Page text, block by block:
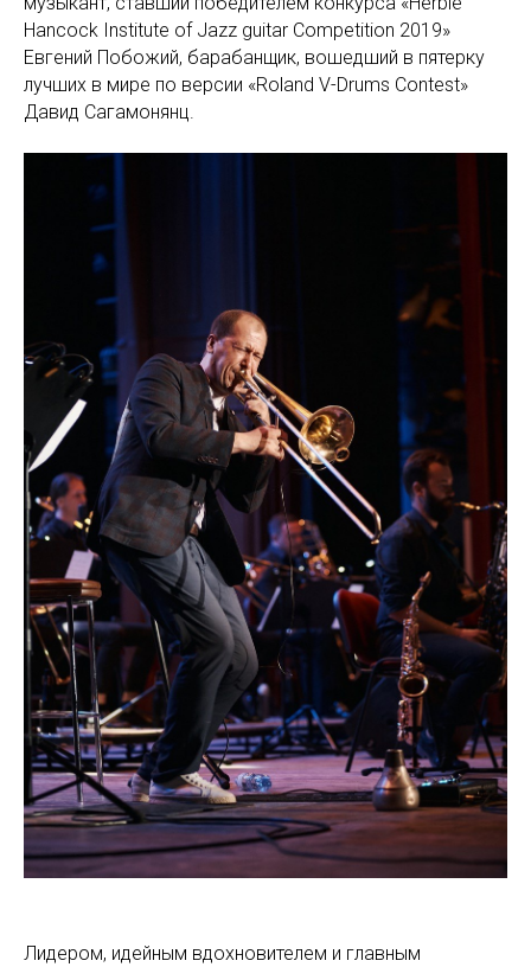
Hancock Institute of Jazz guitar Competition 2019»
Евгений Побожий, барабанщик, вошедший в пятерку
лучших в мире по версии «Roland V-Drums Contest»
Давид Сагамонянц.
Лидером, идейным вдохновителем и главным